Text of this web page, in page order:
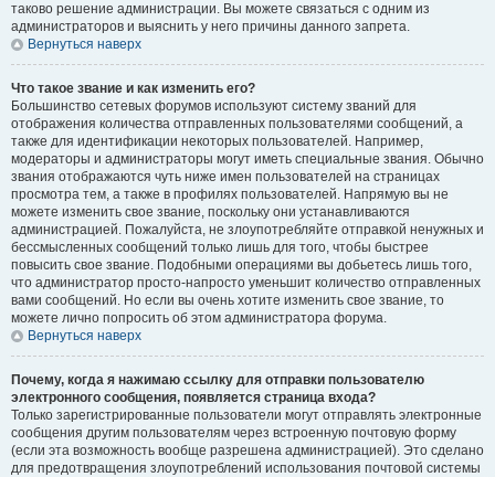
таково решение администрации. Вы можете связаться с одним из
администраторов и выяснить у него причины данного запрета.
Вернуться наверх
Что такое звание и как изменить его?
Большинство сетевых форумов используют систему званий для
отображения количества отправленных пользователями сообщений, а
также для идентификации некоторых пользователей. Например,
модераторы и администраторы могут иметь специальные звания. Обычно
звания отображаются чуть ниже имен пользователей на страницах
просмотра тем, а также в профилях пользователей. Напрямую вы не
можете изменить свое звание, поскольку они устанавливаются
администрацией. Пожалуйста, не злоупотребляйте отправкой ненужных и
бессмысленных сообщений только лишь для того, чтобы быстрее
повысить свое звание. Подобными операциями вы добьетесь лишь того,
что администратор просто-напросто уменьшит количество отправленных
вами сообщений. Но если вы очень хотите изменить свое звание, то
можете лично попросить об этом администратора форума.
Вернуться наверх
Почему, когда я нажимаю ссылку для отправки пользователю
электронного сообщения, появляется страница входа?
Только зарегистрированные пользователи могут отправлять электронные
сообщения другим пользователям через встроенную почтовую форму
(если эта возможность вообще разрешена администрацией). Это сделано
для предотвращения злоупотреблений использования почтовой системы